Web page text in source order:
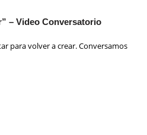
– Video Conversatorio
para volver a crear. Conversamos